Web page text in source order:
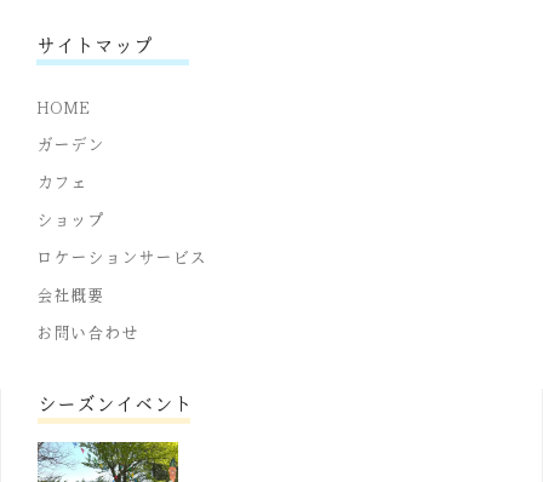
サイトマップ
HOME
ガーデン
カフェ
ショップ
ロケーションサービス
会社概要
お問い合わせ
シーズンイベント